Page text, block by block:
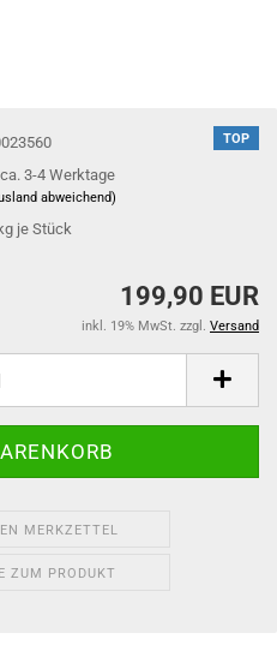
TOP
ca. 3-4 Werktage
abweichend)
je Stück
199,90 EUR
inkl. 19% MwSt. zzgl. Versand
MERKZETTEL
ZUM PRODUKT